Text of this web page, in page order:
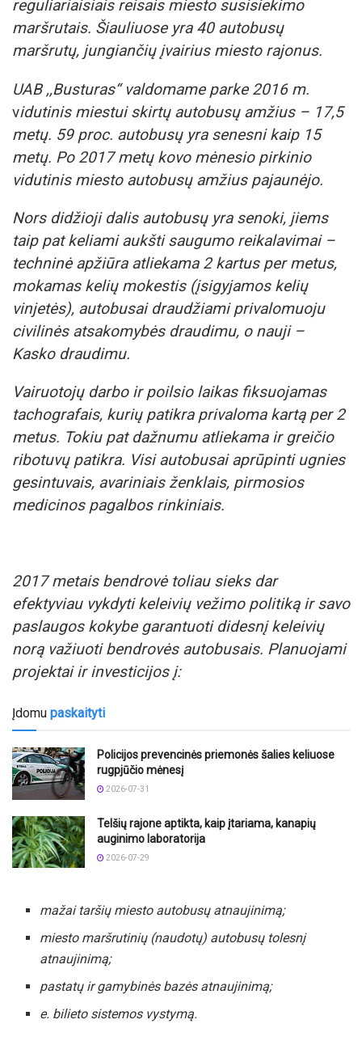
reguliariaisiais reisais miesto susisiekimo
maršrutais. Šiauliuose yra 40 autobusų
maršrutų, jungiančių įvairius miesto rajonus.
UAB ,,Busturas“ valdomame parke 2016 m.
vidutinis miestui skirtų autobusų amžius – 17,5
metų. 59 proc. autobusų yra senesni kaip 15
metų. Po 2017 metų kovo mėnesio pirkinio
vidutinis miesto autobusų amžius pajaunėjo.
Nors didžioji dalis autobusų yra senoki, jiems
taip pat keliami aukšti saugumo reikalavimai –
techninė apžiūra atliekama 2 kartus per metus,
mokamas kelių mokestis (įsigyjamos kelių
vinjetės), autobusai draudžiami privalomuoju
civilinės atsakomybės draudimu, o nauji –
Kasko draudimu.
Vairuotojų darbo ir poilsio laikas fiksuojamas
tachografais, kurių patikra privaloma kartą per 2
metus. Tokiu pat dažnumu atliekama ir greičio
ribotuvų patikra. Visi autobusai aprūpinti ugnies
gesintuvais, avariniais ženklais, pirmosios
medicinos pagalbos rinkiniais.
2017 metais bendrovė toliau sieks dar
efektyviau vykdyti keleivių vežimo politiką ir savo
paslaugos kokybe garantuoti didesnį keleivių
norą važiuoti bendrovės autobusais. Planuojami
projektai ir investicijos į:
Įdomu paskaityti
Policijos prevencinės priemonės šalies keliuose
rugpjūčio mėnesį
2026-07-31
Telšių rajone aptikta, kaip įtariama, kanapių
auginimo laboratorija
2026-07-29
mažai taršių miesto autobusų atnaujinimą;
miesto maršrutinių (naudotų) autobusų tolesnį
atnaujinimą;
pastatų ir gamybinės bazės atnaujinimą;
e. bilieto sistemos vystymą.